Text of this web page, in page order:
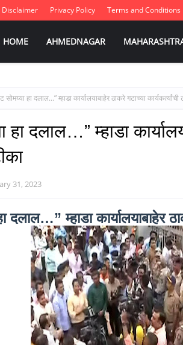
Disclaimer Privacy Policy Terms and Conditions
HOME AHMEDNAGAR
सोमय्या हा दलाल…” म्हाडा कार्यालयाबाहेर ठाकरे गटाच्या कार्यकर्त्यांची
हा दलाल…” म्हाडा
31, 2023
दलाल…” म्हाडा कार्यालयाबाहेर